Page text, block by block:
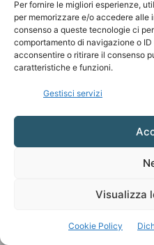
Per fornire le migliori esperienze,
per memorizzare e/o accedere alle
consenso a queste tecnologie ci
comportamento di navigazione o
acconsentire o ritirare il consenso
caratteristiche e funzioni.
Gestisci servizi
Visualizza
Cookie Policy